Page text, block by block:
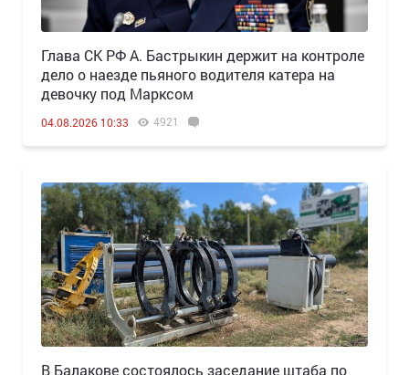
Глава СК РФ А. Бастрыкин держит на контроле
дело о наезде пьяного водителя катера на
девочку под Марксом
04.08.2026 10:33 4921
В Балакове состоялось заседание штаба по